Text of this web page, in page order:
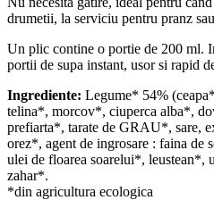
drumetii, la serviciu pentru pranz
Un plic contine o portie de 200 ml.
portii de supa instant, usor si rapid
Ingrediente: Legume* 54%
telina*, morcov*, ciuperca alba*,
prefiarta*, tarate de GRAU*, sare,
orez*, agent de ingrosare : faina de
ulei de floarea soarelui*,
zahar*.
*din agricultura ecologica